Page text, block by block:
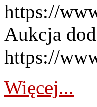
https://
Aukcja
https://
Więcej...